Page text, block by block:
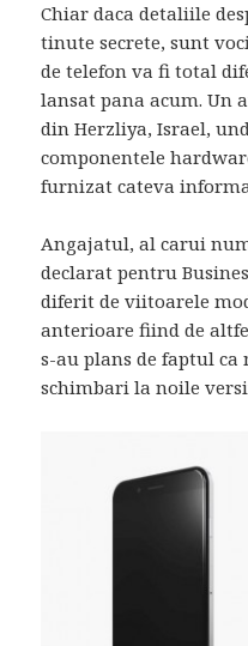
Chiar daca detaliile
tinute secrete, sunt
de telefon va fi total
lansat pana acum. Un
din Herzliya, Israel,
componentele
furnizat cateva
Angajatul, al carui
declarat pentru
diferit de viitoarele
anterioare fiind de
s-au plans de faptul
schimbari la noile